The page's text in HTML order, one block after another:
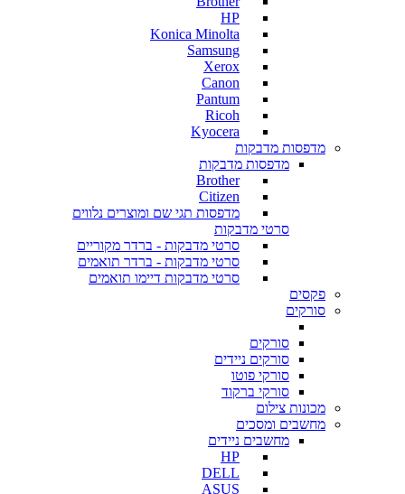
HP
Konica Minolta
Samsung
Xerox
Canon
Pantum
Ricoh
Kyocera
מדפסות מדבקות
מדפסות מדבקות
Brother
Citizen
מדפסות תגי שם ומוצרים נלווים
סרטי מדבקות
סרטי מדבקות - ברדר מקוריים
סרטי מדבקות - ברדר תואמים
סרטי מדבקות דיימו תואמים
פקסים
סורקים
סורקים
סורקים ניידים
סורקי פוטו
סורקי ברקוד
מכונות צילום
מחשבים ומסכים
מחשבים ניידים
HP
DELL
ASUS